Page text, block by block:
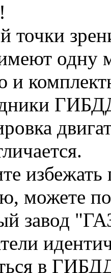
точки
одну
избежать
можете
завод
в